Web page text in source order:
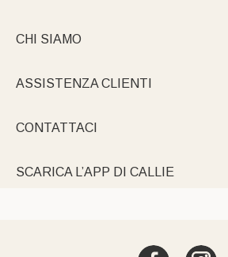
CHI SIAMO
ASSISTENZA CLIENTI
CONTATTACI
SCARICA L’APP DI CALLIE